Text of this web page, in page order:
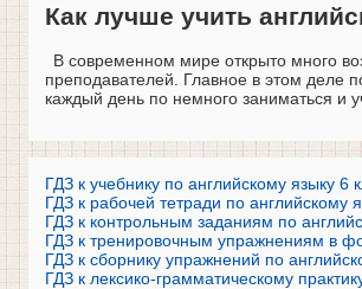
Как лучше учить
В современном мире открыто много
преподавателей. Главное в этом деле
каждый день по немного заниматься и
ГДЗ к учебнику по английскому языку
ГДЗ к рабочей тетради по английскому
ГДЗ к контрольным заданиям по
ГДЗ к тренировочным упражнениям в
ГДЗ к сборнику упражнений по
ГДЗ к лексико-грамматическому